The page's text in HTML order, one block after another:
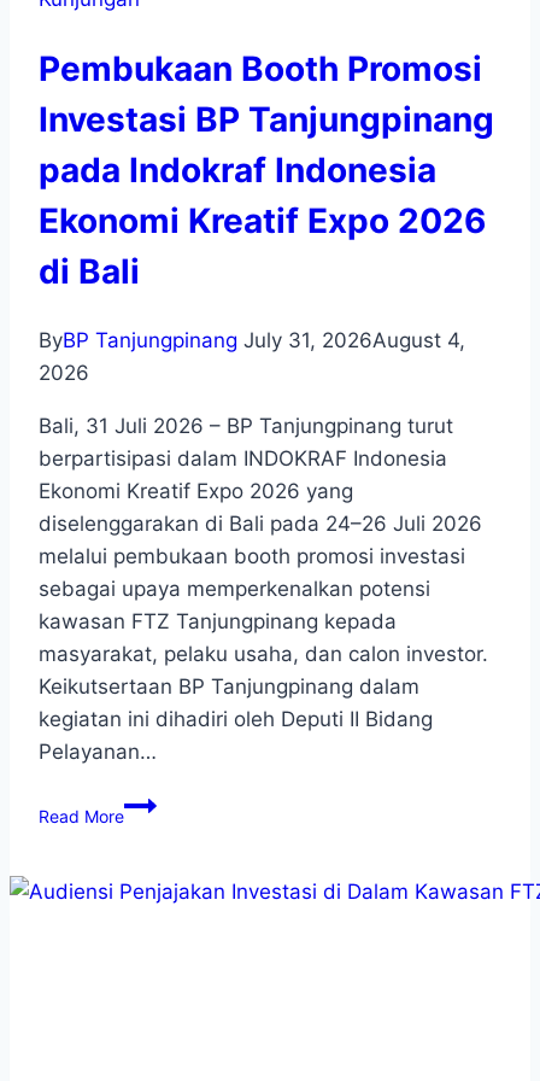
Pembukaan Booth Promosi
Investasi BP Tanjungpinang
pada Indokraf Indonesia
Ekonomi Kreatif Expo 2026
di Bali
ByBP Tanjungpinang July 31, 2026August 4,
2026
Bali, 31 Juli 2026 – BP Tanjungpinang turut
berpartisipasi dalam INDOKRAF Indonesia
Ekonomi Kreatif Expo 2026 yang
diselenggarakan di Bali pada 24–26 Juli 2026
melalui pembukaan booth promosi investasi
sebagai upaya memperkenalkan potensi
kawasan FTZ Tanjungpinang kepada
masyarakat, pelaku usaha, dan calon investor.
Keikutsertaan BP Tanjungpinang dalam
kegiatan ini dihadiri oleh Deputi II Bidang
Pelayanan…
Read More